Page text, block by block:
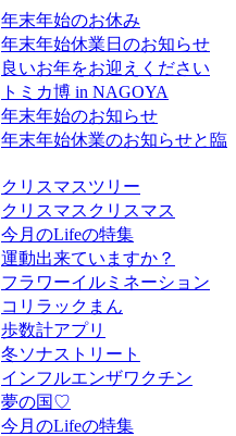
年末年始のお休み
年末年始休業日のお知らせ
良いお年をお迎えください
トミカ博 in NAGOYA
年末年始のお知らせ
年末年始休業のお知らせと臨
クリスマスツリー
クリスマスクリスマス
今月のLifeの特集
運動出来ていますか？
フラワーイルミネーション
コリラックまん
歩数計アプリ
冬ソナストリート
インフルエンザワクチン
夢の国♡
今月のLifeの特集